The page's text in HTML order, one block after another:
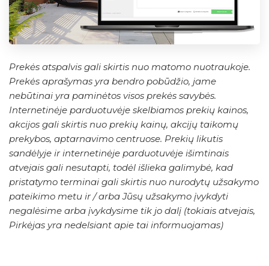
Prekės atspalvis gali skirtis nuo matomo nuotraukoje.
Prekės aprašymas yra bendro pobūdžio, jame
nebūtinai yra paminėtos visos prekės savybės.
Internetinėje parduotuvėje skelbiamos prekių kainos,
akcijos gali skirtis nuo prekių kainų, akcijų taikomų
prekybos, aptarnavimo centruose. Prekių likutis
sandėlyje ir internetinėje parduotuvėje išimtinais
atvejais gali nesutapti, todėl išlieka galimybė, kad
pristatymo terminai gali skirtis nuo nurodytų užsakymo
pateikimo metu ir / arba Jūsų užsakymo įvykdyti
negalėsime arba įvykdysime tik jo dalį (tokiais atvejais,
Pirkėjas yra nedelsiant apie tai informuojamas)